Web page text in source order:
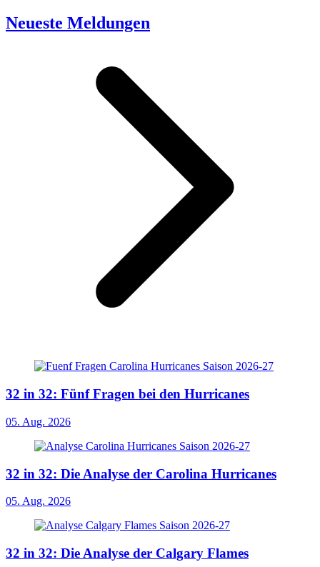
Neueste Meldungen
32 in 32: Fünf Fragen bei den Hurricanes
05. Aug. 2026
32 in 32: Die Analyse der Carolina Hurricanes
05. Aug. 2026
32 in 32: Die Analyse der Calgary Flames